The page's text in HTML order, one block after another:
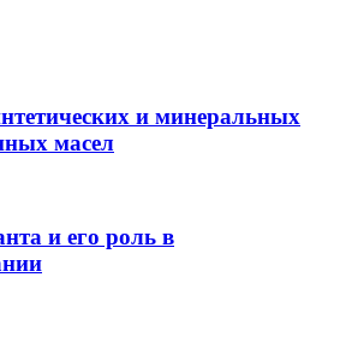
и минеральных
масел
и его роль в